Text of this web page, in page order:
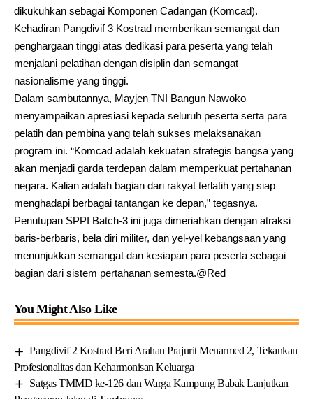
dikukuhkan sebagai Komponen Cadangan (Komcad).
Kehadiran Pangdivif 3 Kostrad memberikan semangat dan
penghargaan tinggi atas dedikasi para peserta yang telah
menjalani pelatihan dengan disiplin dan semangat
nasionalisme yang tinggi.
Dalam sambutannya, Mayjen TNI Bangun Nawoko
menyampaikan apresiasi kepada seluruh peserta serta para
pelatih dan pembina yang telah sukses melaksanakan
program ini. “Komcad adalah kekuatan strategis bangsa yang
akan menjadi garda terdepan dalam memperkuat pertahanan
negara. Kalian adalah bagian dari rakyat terlatih yang siap
menghadapi berbagai tantangan ke depan,” tegasnya.
Penutupan SPPI Batch-3 ini juga dimeriahkan dengan atraksi
baris-berbaris, bela diri militer, dan yel-yel kebangsaan yang
menunjukkan semangat dan kesiapan para peserta sebagai
bagian dari sistem pertahanan semesta.@Red
You Might Also Like
Pangdivif 2 Kostrad Beri Arahan Prajurit Menarmed 2, Tekankan
Profesionalitas dan Keharmonisan Keluarga
Satgas TMMD ke-126 dan Warga Kampung Babak Lanjutkan